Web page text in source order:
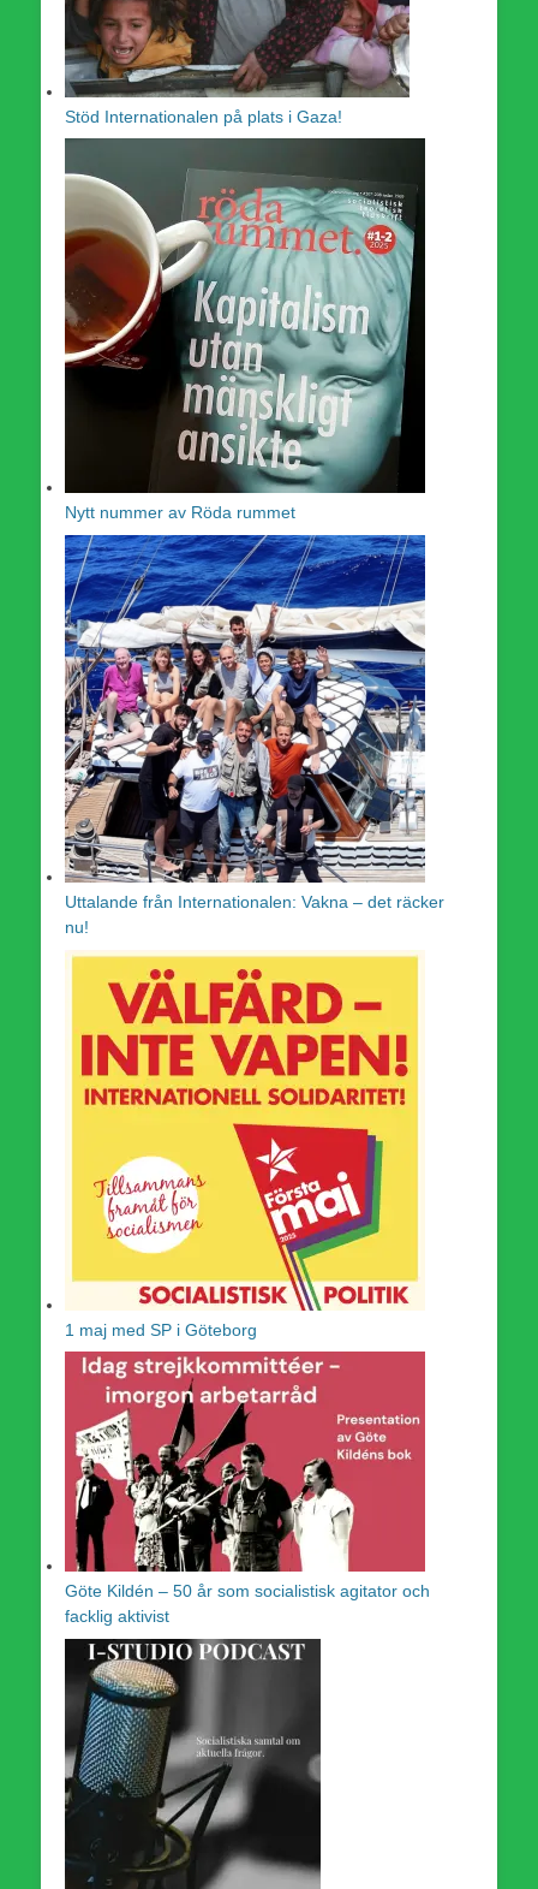
Stöd Internationalen på plats i Gaza!
Nytt nummer av Röda rummet
Uttalande från Internationalen: Vakna – det räcker
nu!
1 maj med SP i Göteborg
Göte Kildén – 50 år som socialistisk agitator och
facklig aktivist